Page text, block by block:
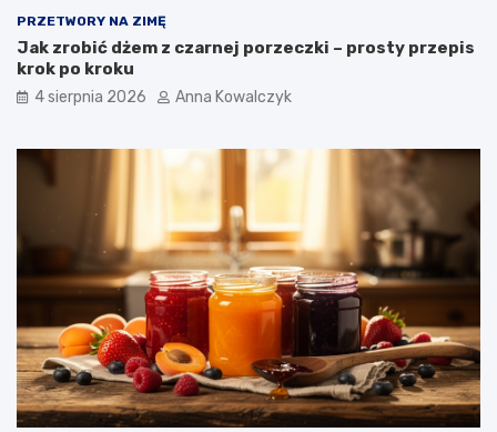
PRZETWORY NA ZIMĘ
Jak zrobić dżem z czarnej porzeczki – prosty przepis
krok po kroku
4 sierpnia 2026 Anna Kowalczyk